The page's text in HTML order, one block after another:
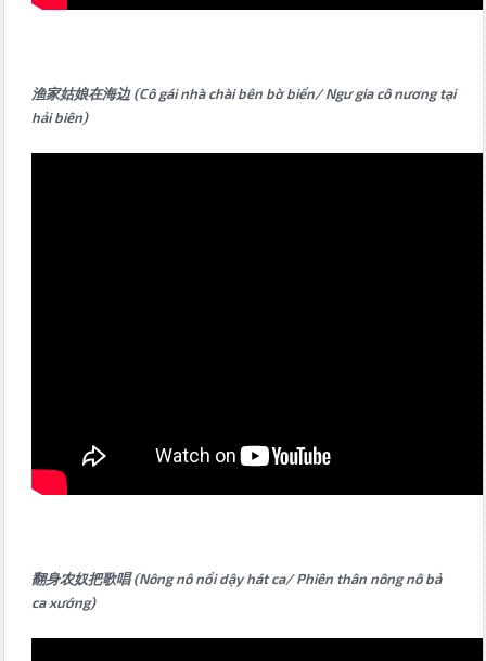
渔家姑娘在海边 (Cô gái nhà chài bên bờ biển/ Ngư gia cô nương tại
hải biên)
翻身农奴把歌唱 (Nông nô nổi dậy hát ca/ Phiên thân nông nô bả
ca xướng)